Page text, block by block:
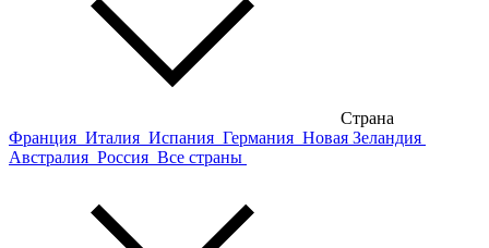
Страна
Франция Италия Испания Германия Новая Зеландия
Австралия Россия Все страны